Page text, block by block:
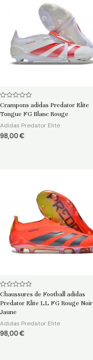
Note
sur
Crampons adidas Predator Elite
Tongue FG Blanc Rouge
Adidas Predator Elite
98,00€
Note
sur
5
Chaussures de Football adidas
Predator Elite LL FG Rouge Noir
Jaune
Adidas Predator Elite
98,00€